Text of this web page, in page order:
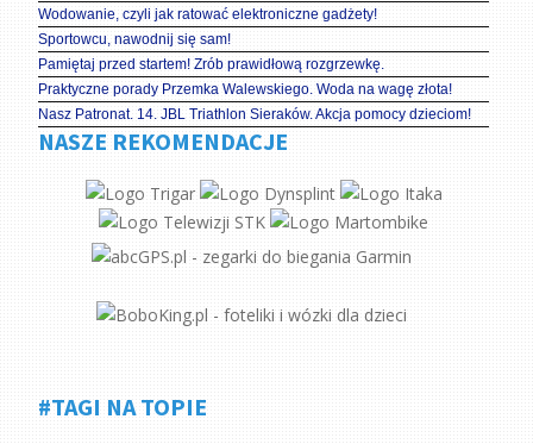
Wodowanie, czyli jak ratować elektroniczne gadżety!
Sportowcu, nawodnij się sam!
Pamiętaj przed startem! Zrób prawidłową rozgrzewkę.
Praktyczne porady Przemka Walewskiego. Woda na wagę złota!
Nasz Patronat. 14. JBL Triathlon Sieraków. Akcja pomocy dzieciom!
NASZE REKOMENDACJE
#TAGI NA TOPIE